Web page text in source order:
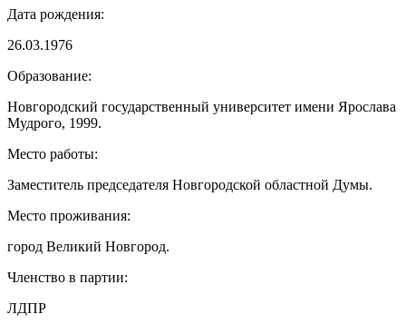
Дата рождения:
26.03.1976
Образование:
Новгородский государственный университет имени Ярослава
Мудрого, 1999.
Место работы:
Заместитель председателя Новгородской областной Думы.
Место проживания:
город Великий Новгород.
Членство в партии:
ЛДПР